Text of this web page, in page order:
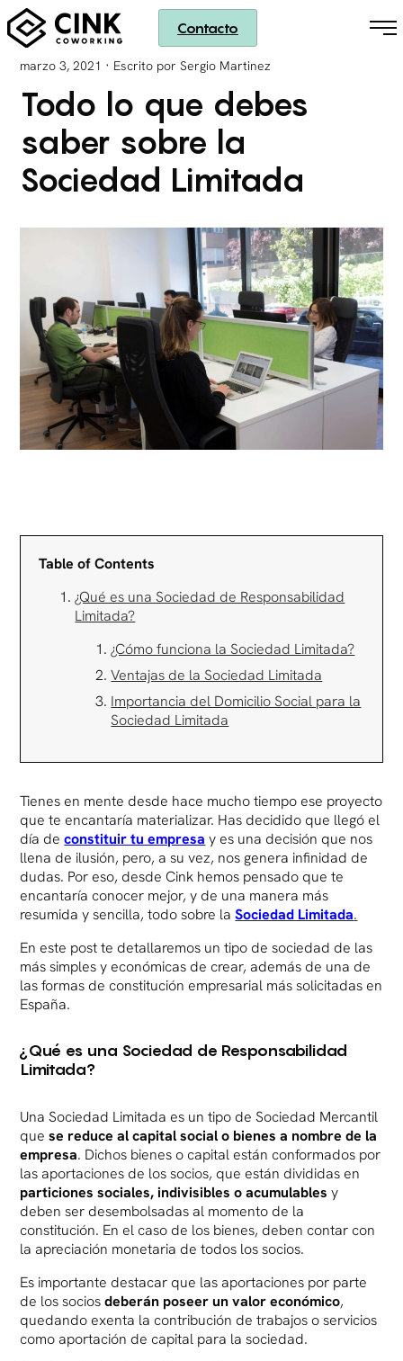
Contacto
marzo 3, 2021 · Escrito por Sergio Martinez
Todo lo que debes
saber sobre la
Sociedad Limitada
Table of Contents
¿Qué es una Sociedad de Responsabilidad
Limitada?
¿Cómo funciona la Sociedad Limitada?
Ventajas de la Sociedad Limitada
Importancia del Domicilio Social para la
Sociedad Limitada
Tienes en mente desde hace mucho tiempo ese proyecto
que te encantaría materializar. Has decidido que llegó el
día de constituir tu empresa y es una decisión que nos
llena de ilusión, pero, a su vez, nos genera infinidad de
dudas. Por eso, desde Cink hemos pensado que te
encantaría conocer mejor, y de una manera más
resumida y sencilla, todo sobre laSociedad Limitada.
En este post te detallaremos un tipo de sociedad de las
más simples y económicas de crear, además de una de
las formas de constitución empresarial más solicitadas en
España.
¿Qué es una Sociedad de Responsabilidad
Limitada?
Una Sociedad Limitada es un tipo de Sociedad Mercantil
quese reduce al capital social o bienes a nombre de la
empresa. Dichos bienes o capital están conformados por
las aportaciones de los socios, que están divididas en
particiones sociales, indivisibles o acumulables y
deben ser desembolsadas al momento de la
constitución. En el caso de los bienes, deben contar con
la apreciación monetaria de todos los socios.
Es importante destacar que las aportaciones por parte
de los sociosdeberán poseer un valor económico,
quedando exenta la contribución de trabajos o servicios
como aportación de capital para la sociedad.